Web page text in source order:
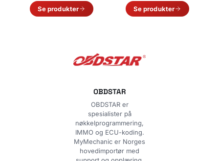
Se produkter Se produkter
OBDSTAR
OBDSTAR er
spesialister på
nøkkelprogrammering,
IMMO og ECU-koding.
MyMechanic er Norges
hovedimportør med